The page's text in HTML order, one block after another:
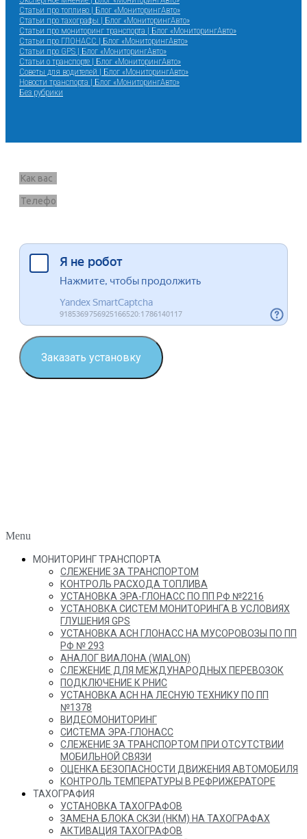
Статьи про топливо | Блог «МониторингАвто»
Статьи про тахографы | Блог «МониторингАвто»
Статьи про мониторинг транспорта | Блог «МониторингАвто»
Статьи про ГЛОНАСС | Блог «МониторингАвто»
Статьи про GPS | Блог «МониторингАвто»
Статьи о транспорте | Блог «МониторингАвто»
Советы для водителей | Блог «МониторингАвто»
Новости транспорта | Блог «МониторингАвто»
Без рубрики
Заказать установку
Menu
МОНИТОРИНГ ТРАНСПОРТА
СЛЕЖЕНИЕ ЗА ТРАНСПОРТОМ
КОНТРОЛЬ РАСХОДА ТОПЛИВА
УСТАНОВКА ЭРА-ГЛОНАСС ПО ПП РФ №2216
УСТАНОВКА СИСТЕМ МОНИТОРИНГА В УСЛОВИЯХ
ГЛУШЕНИЯ GPS
УСТАНОВКА АСН ГЛОНАСС НА МУСОРОВОЗЫ ПО ПП
РФ № 293
АНАЛОГ ВИАЛОНА (WIALON)
СЛЕЖЕНИЕ ДЛЯ МЕЖДУНАРОДНЫХ ПЕРЕВОЗОК
ПОДКЛЮЧЕНИЕ К РНИС
УСТАНОВКА АСН НА ЛЕСНУЮ ТЕХНИКУ ПО ПП
№1378
ВИДЕОМОНИТОРИНГ
СИСТЕМА ЭРА-ГЛОНАСС
СЛЕЖЕНИЕ ЗА ТРАНСПОРТОМ ПРИ ОТСУТСТВИИ
МОБИЛЬНОЙ СВЯЗИ
ОЦЕНКА БЕЗОПАСНОСТИ ДВИЖЕНИЯ АВТОМОБИЛЯ
КОНТРОЛЬ ТЕМПЕРАТУРЫ В РЕФРИЖЕРАТОРЕ
ТАХОГРАФИЯ
УСТАНОВКА ТАХОГРАФОВ
ЗАМЕНА БЛОКА СКЗИ (НКМ) НА ТАХОГРАФАХ
АКТИВАЦИЯ ТАХОГРАФОВ